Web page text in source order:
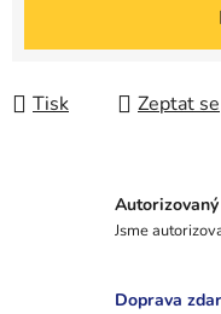
Tisk Zeptat se
Jsme
Doprava